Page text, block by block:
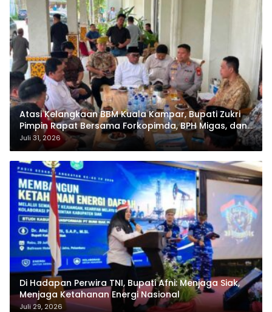
Atasi Kelangkaan BBM Kuala Kampar, Bupati Zukri
Pimpin Rapat Bersama Forkopimda, BPH Migas, dan
Pertamina
Juli 31, 2026
Di Hadapan Perwira TNI, Bupati Afni: Menjaga Siak,
Menjaga Ketahanan Energi Nasional
Juli 29, 2026